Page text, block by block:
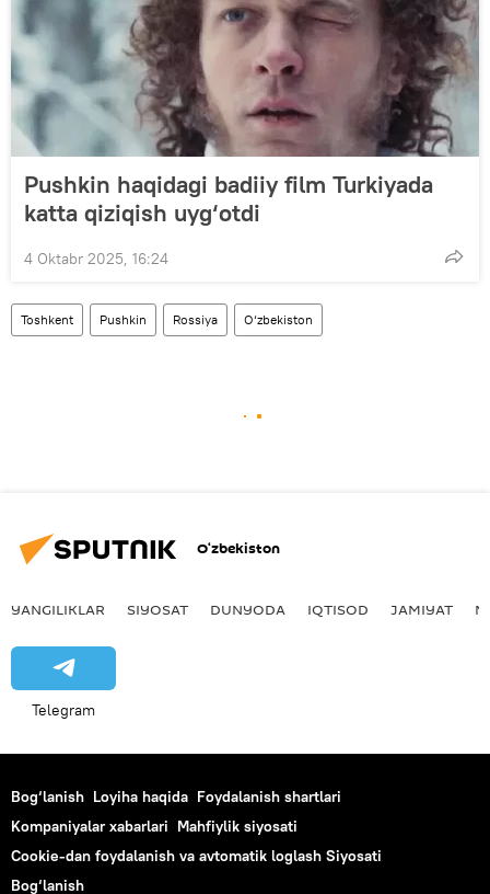
Pushkin haqidagi badiiy film Turkiyada
katta qiziqish uyg‘otdi
4 Oktabr 2025, 16:24
Toshkent Pushkin Rossiya O‘zbekiston
O‘zbekiston
YANGILIKLAR SIYOSAT DUNYODA IQTISOD JAMIYAT
Telegram
Bog‘lanish Loyiha haqida Foydalanish shartlari
Kompaniyalar xabarlari Mahfiylik siyosati
Cookie-dan foydalanish va avtomatik loglash Siyosati
Bog‘lanish